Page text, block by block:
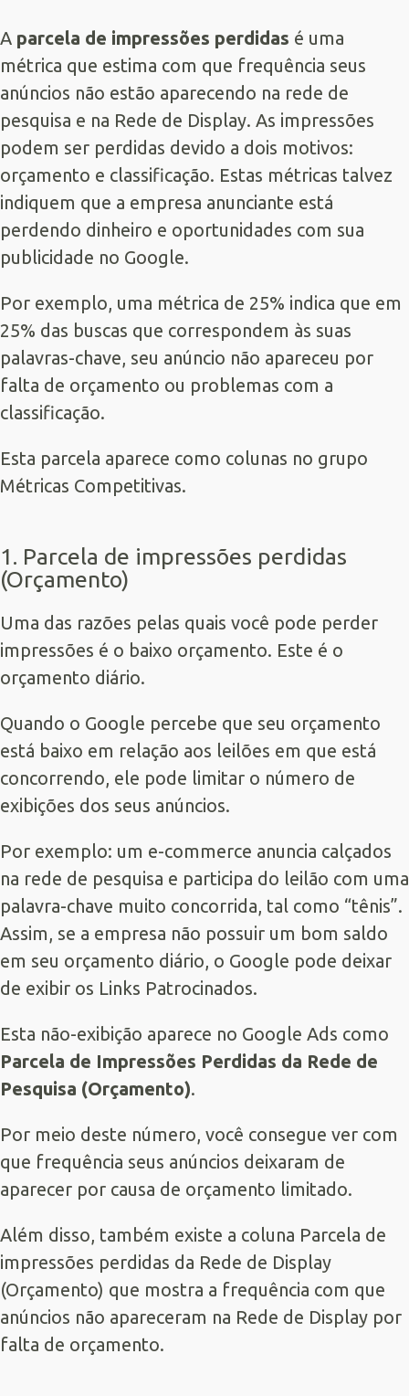
A parcela de impressões perdidas é uma
métrica que estima com que frequência seus
anúncios não estão aparecendo na rede de
pesquisa e na Rede de Display. As impressões
podem ser perdidas devido a dois motivos:
orçamento e classificação. Estas métricas talvez
indiquem que a empresa anunciante está
perdendo dinheiro e oportunidades com sua
publicidade no Google.
Por exemplo, uma métrica de 25% indica que em
25% das buscas que correspondem às suas
palavras-chave, seu anúncio não apareceu por
falta de orçamento ou problemas com a
classificação.
Esta parcela aparece como colunas no grupo
Métricas Competitivas.
1. Parcela de impressões perdidas
(Orçamento)
Uma das razões pelas quais você pode perder
impressões é o baixo orçamento. Este é o
orçamento diário.
Quando o Google percebe que seu orçamento
está baixo em relação aos leilões em que está
concorrendo, ele pode limitar o número de
exibições dos seus anúncios.
Por exemplo: um e-commerce anuncia calçados
na rede de pesquisa e participa do leilão com uma
palavra-chave muito concorrida, tal como “tênis”.
Assim, se a empresa não possuir um bom saldo
em seu orçamento diário, o Google pode deixar
de exibir os Links Patrocinados.
Esta não-exibição aparece no Google Ads como
Parcela de Impressões Perdidas da Rede de
Pesquisa (Orçamento).
Por meio deste número, você consegue ver com
que frequência seus anúncios deixaram de
aparecer por causa de orçamento limitado.
Além disso, também existe a coluna Parcela de
impressões perdidas da Rede de Display
(Orçamento) que mostra a frequência com que
anúncios não apareceram na Rede de Display por
falta de orçamento.